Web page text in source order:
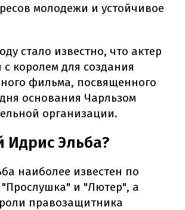
молодежи и устойчивое
стало известно, что актер
с королем для создания
фильма, посвященного
основания Чарльзом
организации.
Идрис Эльба?
наиболее известен по
и "Лютер", а
правозащитника